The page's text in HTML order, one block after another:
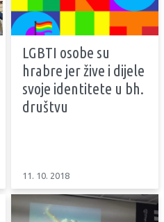
LGBTI osobe su
hrabre jer žive i dijele
svoje identitete u bh.
društvu
11. 10. 2018